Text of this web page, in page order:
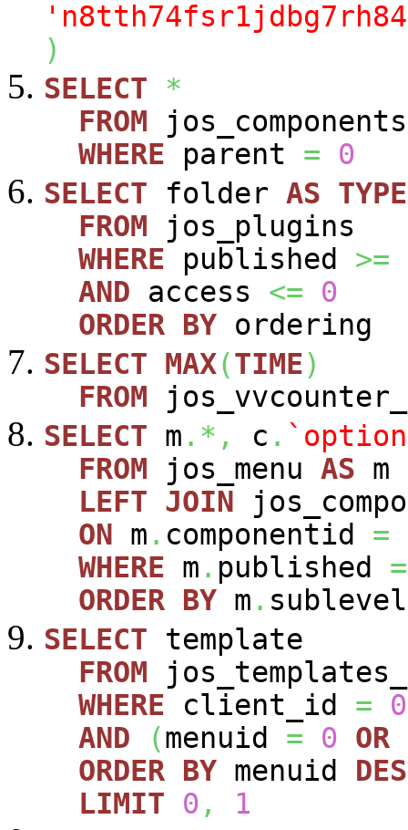
)
SELECT
*
FROM jos_components
WHERE parent =
0
SELECT folder AS TYPE
FROM jos_plugins
WHERE published >=
AND access <=
0
ORDER BY ordering
SELECT MAX(TIME)
FROM
SELECT m .*, c .
FROM jos_menu AS m
LEFT JOIN
ON m . componentid =
WHERE m . published =
ORDER BY m . sublevel
SELECT template
FROM
WHERE client_id =
0
AND
(menuid = 0 OR
ORDER BY menuid
LIMIT
0 ,
1